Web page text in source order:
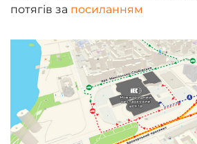
потягів за посиланням